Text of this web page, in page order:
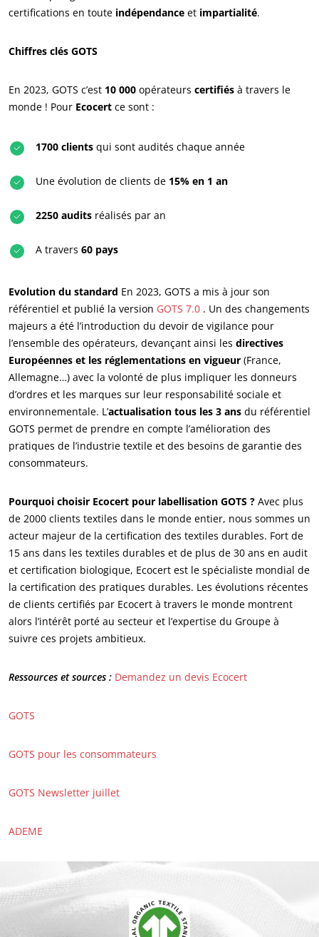
NOS SECTEURS D'ACTIVITÉ
Agroalimentaire
Bois et forêt
Produits de la maison
Matériaux durables
Agrofourniture
certifications en toute indépendance et impartialité.
Chiffres clés GOTS
En 2023, GOTS c’est 10 000 opérateurs certifiés à travers le
monde ! Pour Ecocert ce sont :
1700 clients qui sont audités chaque année
Une évolution de clients de 15% en 1 an
2250 audits réalisés par an
A travers 60 pays
Evolution du standard En 2023, GOTS a mis à jour son
référentiel et publié la version GOTS 7.0 . Un des changements
majeurs a été l’introduction du devoir de vigilance pour
l’ensemble des opérateurs, devançant ainsi les directives
Européennes et les réglementations en vigueur (France,
Allemagne…) avec la volonté de plus impliquer les donneurs
d’ordres et les marques sur leur responsabilité sociale et
environnementale. L’actualisation tous les 3 ans du référentiel
GOTS permet de prendre en compte l’amélioration des
pratiques de l’industrie textile et des besoins de garantie des
consommateurs.
Pourquoi choisir Ecocert pour labellisation GOTS ? Avec plus
de 2000 clients textiles dans le monde entier, nous sommes un
acteur majeur de la certification des textiles durables. Fort de
15 ans dans les textiles durables et de plus de 30 ans en audit
et certification biologique, Ecocert est le spécialiste mondial de
la certification des pratiques durables. Les évolutions récentes
de clients certifiés par Ecocert à travers le monde montrent
alors l’intérêt porté au secteur et l’expertise du Groupe à
suivre ces projets ambitieux.
Ressources et sources : Demandez un devis Ecocert
GOTS
GOTS pour les consommateurs
GOTS Newsletter juillet
ADEME